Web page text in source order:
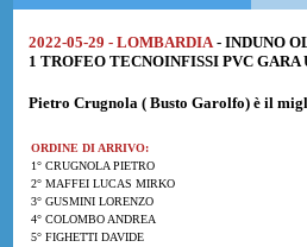
2022-05-29 - LOMBARDIA - INDUNO
1 TROFEO TECNOINFISSI PVC
Pietro Crugnola ( Busto Garolfo) è il
ORDINE DI ARRIVO:
1° CRUGNOLA PIETRO
2° MAFFEI LUCAS MIRKO
3° GUSMINI LORENZO
4° COLOMBO ANDREA
5° FIGHETTI DAVIDE